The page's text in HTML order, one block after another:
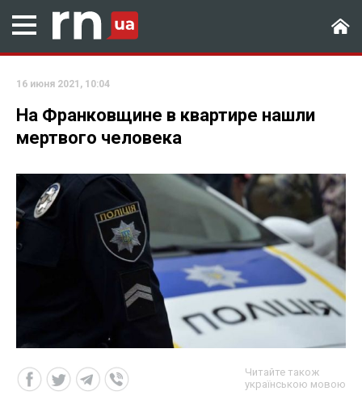
16 июня 2021, 10:04
На Франковщине в квартире нашли
мертвого человека
Читайте також
українською мовою